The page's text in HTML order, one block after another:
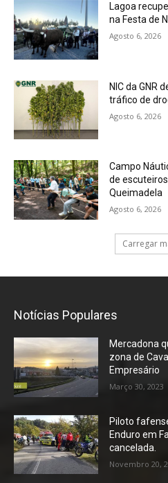
Lagoa
na Festa de
Agosto 6, 2026
NIC da GNR
tráfico de
Agosto 6, 2026
Campo
de
Queimadela
Agosto 6, 2026
Carregar
Notícias Populares
Mercadona
zona de
Empresário
Março 30, 2023
Piloto
Enduro em
cancelada.
Novembro 20,